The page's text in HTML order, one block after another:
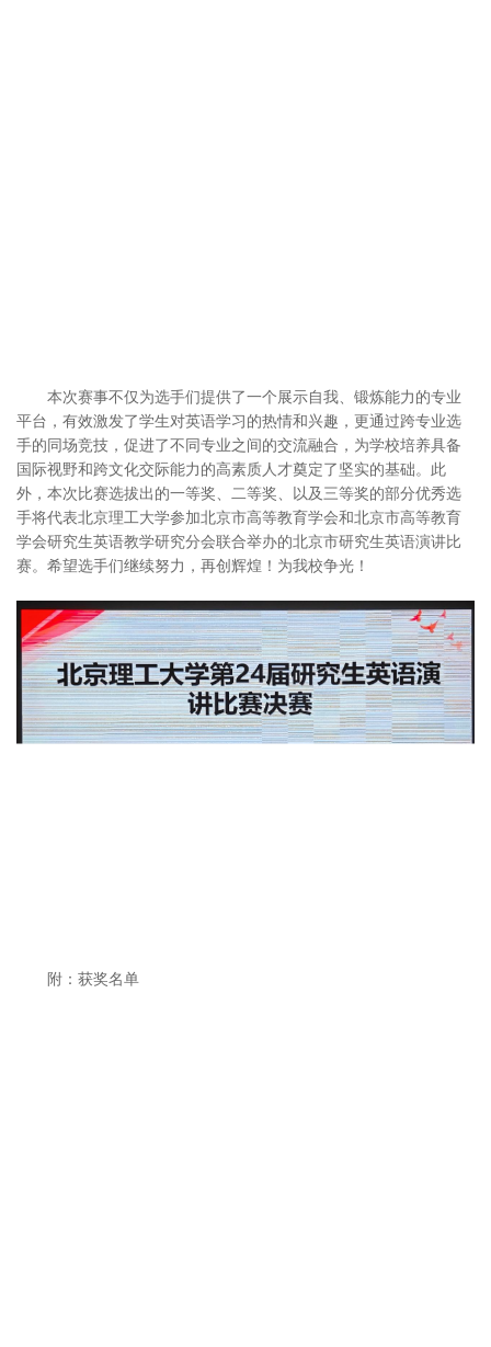
本次赛事不仅为选手们提供了一个展示自我、锻炼能力的专业
平台，有效激发了学生对英语学习的热情和兴趣，更通过跨专业选
手的同场竞技，促进了不同专业之间的交流融合，为学校培养具备
国际视野和跨文化交际能力的高素质人才奠定了坚实的基础。此
外，本次比赛选拔出的一等奖、二等奖、以及三等奖的部分优秀选
手将代表北京理工大学参加北京市高等教育学会和北京市高等教育
学会研究生英语教学研究分会联合举办的北京市研究生英语演讲比
赛。希望选手们继续努力，再创辉煌！为我校争光！
附：获奖名单